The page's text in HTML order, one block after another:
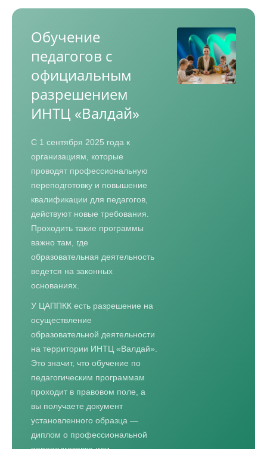
Обучение
педагогов с
официальным
разрешением
ИНТЦ «Валдай»
С 1 сентября 2025 года к
организациям, которые
проводят профессиональную
переподготовку и повышение
квалификации для педагогов,
действуют новые требования.
Проходить такие программы
важно там, где
образовательная деятельность
ведется на законных
основаниях.
У ЦАППКК есть разрешение на
осуществление
образовательной деятельности
на территории ИНТЦ «Валдай».
Это значит, что обучение по
педагогическим программам
проходит в правовом поле, а
вы получаете документ
установленного образца —
диплом о профессиональной